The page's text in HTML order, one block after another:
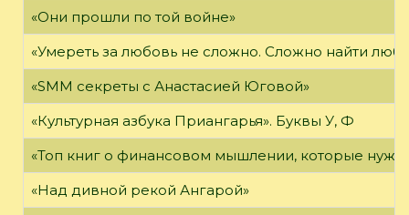
«Они прошли по той войне»
«Умереть за любовь не сложно. Сложно найти
«SMM секреты с Анастасией Юговой»
«Культурная азбука Приангарья». Буквы У, Ф
«Топ книг о финансовом мышлении, которые
«Над дивной рекой Ангарой»